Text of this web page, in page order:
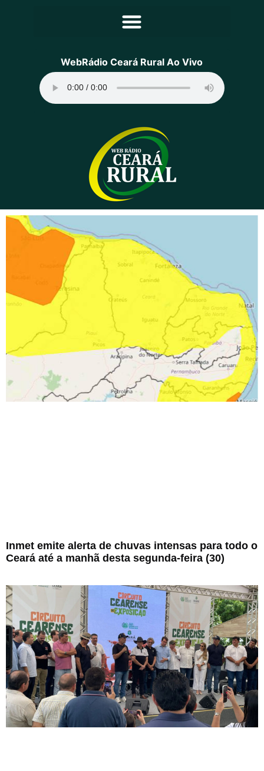
Principal
Programação
Equipe
Contato
Sobre
WebRádio Ceará Rural Ao Vivo
Inmet emite alerta de chuvas intensas para todo o
Ceará até a manhã desta segunda-feira (30)